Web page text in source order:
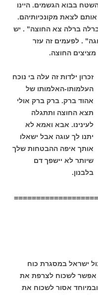
בבוא הגשמים. היינו
לצאת מקונכיותיהם.
ברלה צא החוצה" . יש
. לפעמים זה עזר
מציצים החוצה.
זכרון ילדות זה עלה בי נוכח
העלמותו-האלמותו של
אהוד ברק. ברק ברק אולי
תצא החוצה ותתגלה
לעינינו. אבא ואמא לא
יתנו לך עוגה אבל ישאלו
אותך איפה ההבטחות שלך
שיותר לא יישפך דם
בלבנון.
ישראל במסגרת כוח
אפשר לשכוח לצרפת את
אסור לשכוח את